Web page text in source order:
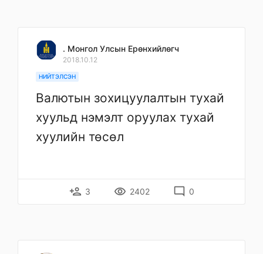
. Монгол Улсын Ерөнхийлөгч
2018.10.12
НИЙТЭЛСЭН
Валютын зохицуулалтын тухай
хуульд нэмэлт оруулах тухай
хуулийн төсөл
person_add 3 remove_red_eye 2402 mode_comment 0